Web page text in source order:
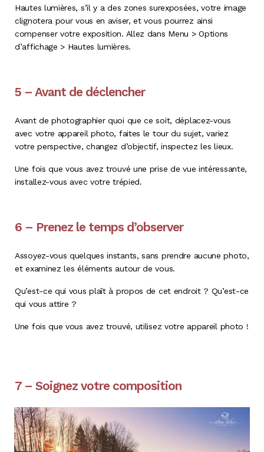
Hautes lumières, s’il y a des zones surexposées, votre image
clignotera pour vous en aviser, et vous pourrez ainsi
compenser votre exposition. Allez dans Menu > Options
d’affichage > Hautes lumières.
5 – Avant de déclencher
Avant de photographier quoi que ce soit, déplacez-vous
avec votre appareil photo, faites le tour du sujet, variez
votre perspective, changez d’objectif, inspectez les lieux.
Une fois que vous avez trouvé une prise de vue intéressante,
installez-vous avec votre trépied.
6 – Prenez le temps d’observer
Assoyez-vous quelques instants, sans prendre aucune photo,
et examinez les éléments autour de vous.
Qu’est-ce qui vous plaît à propos de cet endroit ? Qu’est-ce
qui vous attire ?
Une fois que vous avez trouvé, utilisez votre appareil photo !
7 – Soignez votre composition